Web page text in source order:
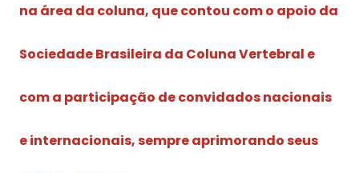
na área da coluna, que contou com o apoio da
Sociedade Brasileira da Coluna Vertebral e
com a participação de convidados nacionais
e internacionais, sempre aprimorando seus